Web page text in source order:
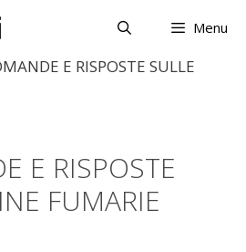
Menu
E RISPOSTE SULLE
E RISPOSTE
FUMARIE